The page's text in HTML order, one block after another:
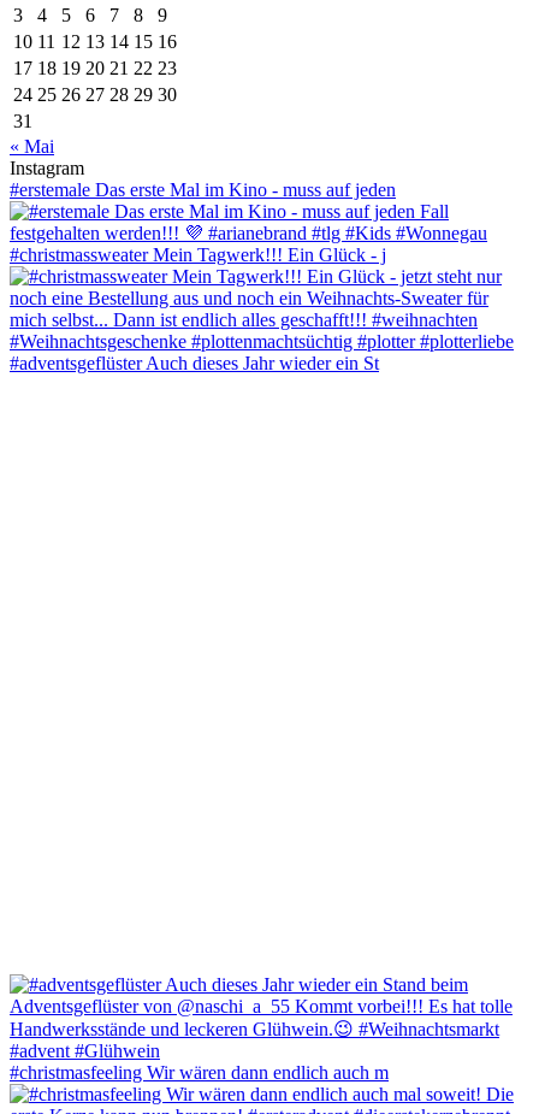
3
4 5 6 7 8
9
10 11 12 13 14 15 16
17 18 19 20 21 22 23
24 25 26 27 28 29 30
31
« Mai
Instagram
#erstemale Das erste Mal im Kino - muss auf jeden
#christmassweater Mein Tagwerk!!! Ein Glück - j
#adventsgeflüster Auch dieses Jahr wieder ein St
#christmasfeeling Wir wären dann endlich auch m